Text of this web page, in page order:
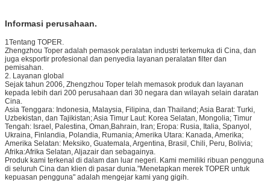
Informasi perusahaan.
1Tentang TOPER.
Zhengzhou Toper adalah pemasok peralatan industri terkemuka di Cina, dan
juga eksportir profesional dan penyedia layanan peralatan filter dan
pemisahan.
2. Layanan global
Sejak tahun 2006, Zhengzhou Toper telah memasok produk dan layanan
kepada lebih dari 200 perusahaan dari 30 negara dan wilayah selain daratan
Cina.
Asia Tenggara: Indonesia, Malaysia, Filipina, dan Thailand; Asia Barat: Turki,
Uzbekistan, dan Tajikistan; Asia Timur Laut: Korea Selatan, Mongolia; Timur
Tengah: Israel, Palestina, Oman,Bahrain, Iran; Eropa: Rusia, Italia, Spanyol,
Ukraina, Finlandia, Polandia, Rumania; Amerika Utara: Kanada, Amerika;
Amerika Selatan: Meksiko, Guatemala, Argentina, Brasil, Chili, Peru, Bolivia;
Afrika:Afrika Selatan, Aljazair dan sebagainya.
Produk kami terkenal di dalam dan luar negeri. Kami memiliki ribuan pengguna
di seluruh Cina dan klien di pasar dunia."Menetapkan merek TOPER untuk
kepuasan pengguna" adalah mengejar kami yang gigih.